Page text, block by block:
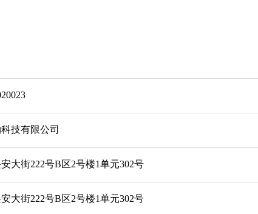
技有限公司
大街222号B区2号楼1单元302号
大街222号B区2号楼1单元302号